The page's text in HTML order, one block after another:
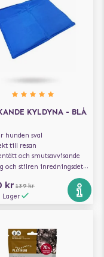
KYLDYNA - BLÅ
hunden sval
till resan
och smutsavvisande
och stilren inredningsdetalj
kr 139 kr
Lager